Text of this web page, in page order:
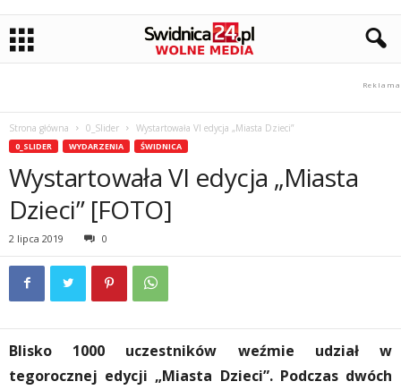
Strona główna 0_Slider Wystartowała VI edycja „Miasta Dzieci”
0_SLIDER WYDARZENIA ŚWIDNICA
Wystartowała VI edycja „Miasta
Dzieci” [FOTO]
2 lipca 2019 0
Blisko 1000 uczestników weźmie udział w
tegorocznej edycji „Miasta Dzieci”. Podczas dwóch